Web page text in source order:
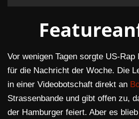
Vor wenigen Tagen sorgte US-Rap
für die Nachricht der Woche. Die
in einer Videobotschaft direkt an
Strassenbande und gibt offen zu,
der Hamburger feiert. Aber es